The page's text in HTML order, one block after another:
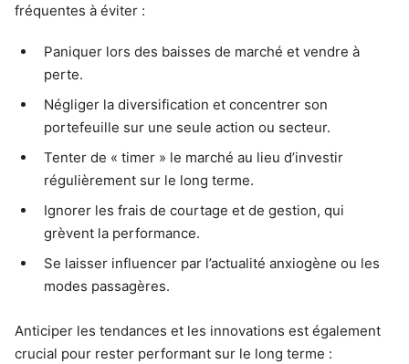
fréquentes à éviter :
Paniquer lors des baisses de marché et vendre à
perte.
Négliger la diversification et concentrer son
portefeuille sur une seule action ou secteur.
Tenter de « timer » le marché au lieu d’investir
régulièrement sur le long terme.
Ignorer les frais de courtage et de gestion, qui
grèvent la performance.
Se laisser influencer par l’actualité anxiogène ou les
modes passagères.
Anticiper les tendances et les innovations est également
crucial pour rester performant sur le long terme :